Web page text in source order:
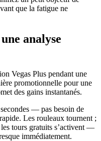
que la fatigue ne
analyse
Vegas Plus pendant une
promotionnelle pour une
des gains instantanés.
— pas besoin de
Les rouleaux tournent ;
tours gratuits s’activent —
immédiatement.